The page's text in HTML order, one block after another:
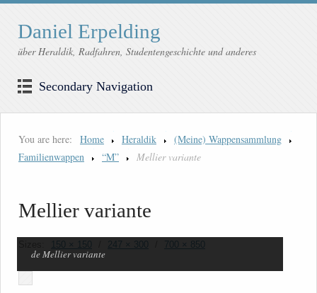
Daniel Erpelding
über Heraldik, Radfahren, Studentengeschichte und anderes
Secondary Navigation
You are here: Home Heraldik
(Meine) Wappensammlung
Familienwappen
“M” Mellier variante
Mellier variante
150 × 150 247 × 300 700 × 850
de Mellier variante